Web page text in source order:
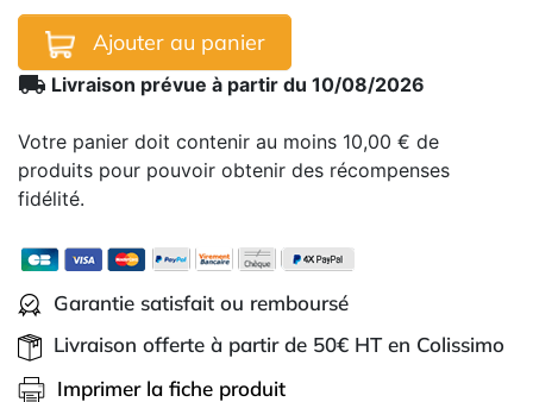
Ajouter au panier
local_shipping Livraison prévue à partir du 10/08/2026
Votre panier doit contenir au moins 10,00 € de
produits pour pouvoir obtenir des récompenses
fidélité.
Garantie satisfait ou remboursé
Livraison offerte à partir de 50€ HT en Colissimo
Imprimer la fiche produit